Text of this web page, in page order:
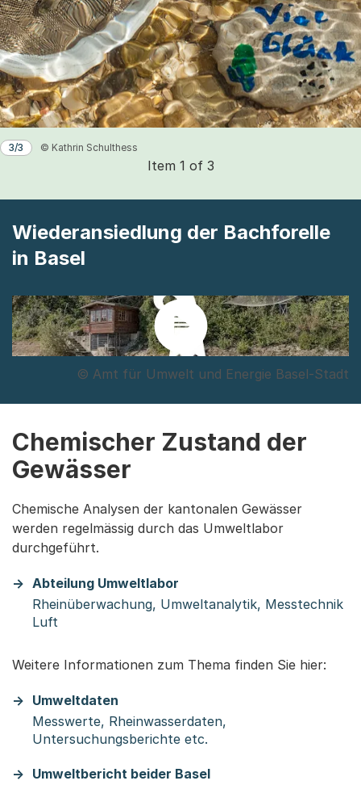
3/3 © Kathrin Schulthess
Item 1 of 3
Wiederansiedlung der Bachforelle
in Basel
© Amt für Umwelt und Energie Basel-Stadt
Chemischer Zustand der
Gewässer
Chemische Analysen der kantonalen Gewässer
werden regelmässig durch das Umweltlabor
durchgeführt.
Abteilung Umweltlabor
Rheinüberwachung, Umweltanalytik, Messtechnik
Luft
Weitere Informationen zum Thema finden Sie hier:
Umweltdaten
Messwerte, Rheinwasserdaten,
Untersuchungsberichte etc.
Umweltbericht beider Basel